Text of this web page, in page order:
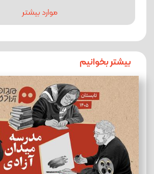
موارد بیشتر
بیشتر بخوانیم